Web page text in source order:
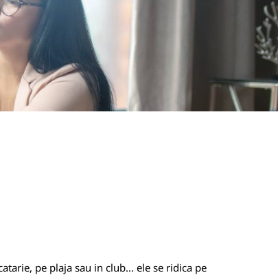
pe plaja sau in club... ele se ridica pe